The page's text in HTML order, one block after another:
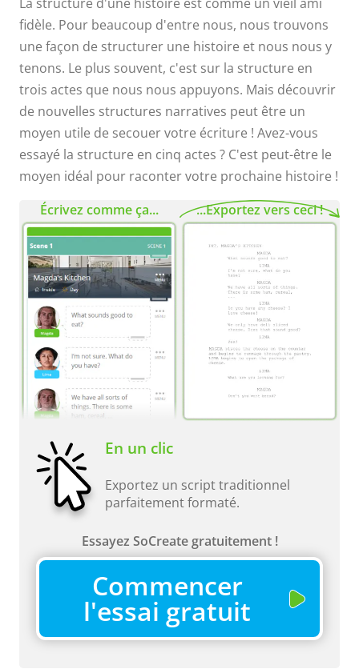
fidèle. Pour beaucoup d'entre nous, nous trouvons
une façon de structurer une histoire et nous nous y
tenons. Le plus souvent, c'est sur la structure en
trois actes que nous nous appuyons. Mais découvrir
de nouvelles structures narratives peut être un
moyen utile de secouer votre écriture ! Avez-vous
essayé la structure en cinq actes ? C'est peut-être le
moyen idéal pour raconter votre prochaine histoire !
En un clic
Exportez un script traditionnel
parfaitement formaté.
Essayez SoCreate gratuitement !
Commencer
l'essai gratuit
Écrivez comme ça... ...Exportez vers ceci !